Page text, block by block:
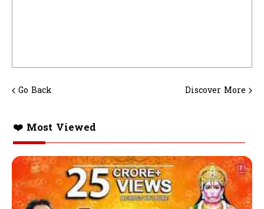
Go Back Discover More
❤️ Most Viewed